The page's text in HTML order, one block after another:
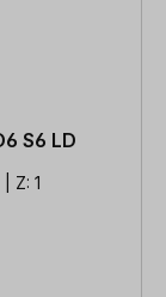
S6 LD
Z: 1